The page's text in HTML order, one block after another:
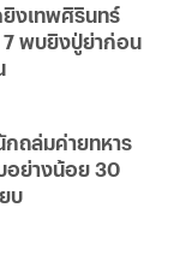
งเทพศิรินทร์
พบยิงปู่ย่าก่อน
ถล่มค่ายทหาร
อย่างน้อย 30
บ